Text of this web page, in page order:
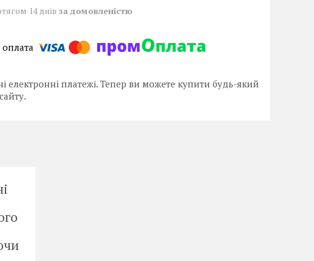
14 днів за домовленістю
електронні платежі. Тепер ви можете купити будь-який